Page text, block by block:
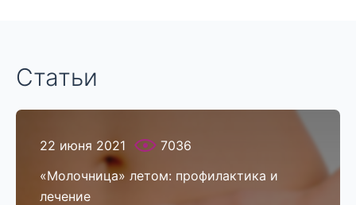
Статьи
22 июня 2021
7036
«Молочница» летом: профилактика и
лечение